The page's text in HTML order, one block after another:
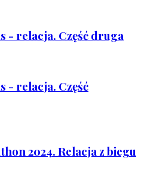
- relacja. Część druga
- relacja. Część
2024. Relacja z biegu